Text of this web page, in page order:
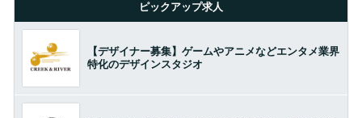
ピックアップ求人
【デザイナー募集】ゲームやアニメなどエンタメ業界
特化のデザインスタジオ